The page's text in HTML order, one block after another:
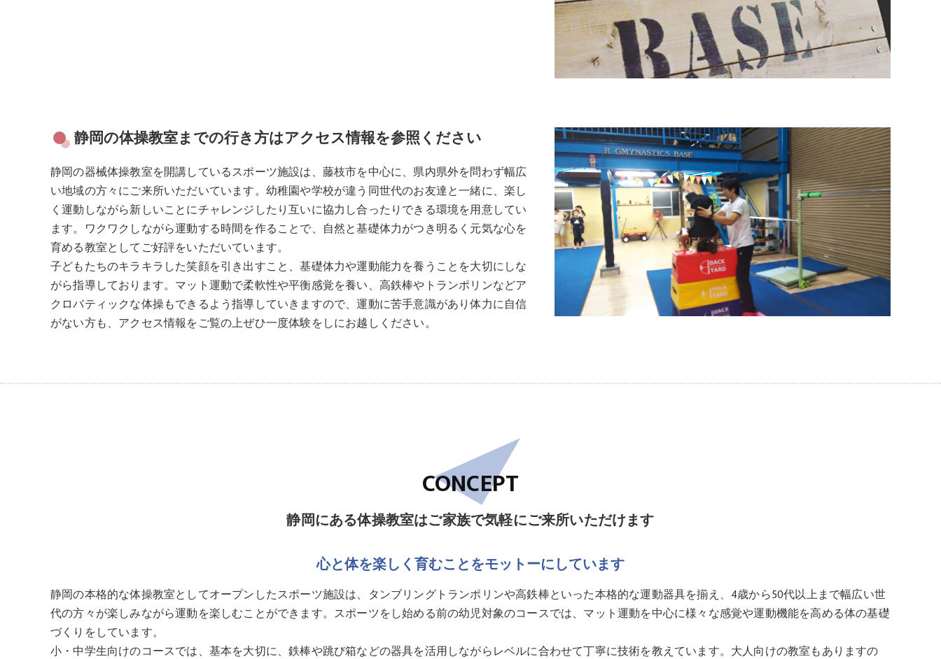
静岡の体操教室までの行き方はアクセス情報を参照ください
静岡の器械体操教室を開講しているスポーツ施設は、藤枝市を中心に、県内県外を問わず幅広
い地域の方々にご来所いただいています。幼稚園や学校が違う同世代のお友達と一緒に、楽し
く運動しながら新しいことにチャレンジしたり互いに協力し合ったりできる環境を用意してい
ます。ワクワクしながら運動する時間を作ることで、自然と基礎体力がつき明るく元気な心を
育める教室としてご好評をいただいています。
子どもたちのキラキラした笑顔を引き出すこと、基礎体力や運動能力を養うことを大切にしな
がら指導しております。マット運動で柔軟性や平衡感覚を養い、高鉄棒やトランポリンなどア
クロバティックな体操もできるよう指導していきますので、運動に苦手意識があり体力に自信
がない方も、アクセス情報をご覧の上ぜひ一度体験をしにお越しください。
静岡にある体操教室はご家族で気軽にご来所いただけます
CONCEPT
心と体を楽しく育むことをモットーにしています
静岡の本格的な体操教室としてオープンしたスポーツ施設は、タンブリングトランポリンや高鉄棒といった本格的な運動器具を揃え、4歳から50代以上まで幅広い世
代の方々が楽しみながら運動を楽しむことができます。スポーツをし始める前の幼児対象のコースでは、マット運動を中心に様々な感覚や運動機能を高める体の基礎
づくりをしています。
小・中学生向けのコースでは、基本を大切に、鉄棒や跳び箱などの器具を活用しながらレベルに合わせて丁寧に技術を教えています。大人向けの教室もありますの